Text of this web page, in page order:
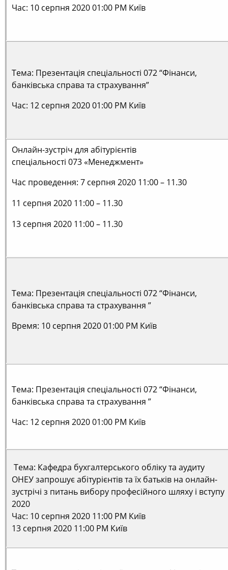
Час: 10 серпня 2020 01:00 РМ Київ
Тема: Презентація спеціальності 072 “Фінанси,
банківська справа та страхування”
Час: 12 серпня 2020 01:00 РМ Київ
Онлайн-зустріч для абітурієнтів
спеціальності 073 «Менеджмент»
Час проведення: 7 серпня 2020 11:00 – 11.30
11 серпня 2020 11:00 – 11.30
13 серпня 2020 11:00 – 11.30
Тема: Презентація спеціальності 072 “Фінанси,
банківська справа та страхування ”
Время: 10 серпня 2020 01:00 PM Київ
Тема: Презентація спеціальності 072 “Фінанси,
банківська справа та страхування ”
Час: 12 серпня 2020 01:00 PM Київ
Тема: Кафедра бухгалтерського обліку та аудиту
ОНЕУ запрошує абітурієнтів та їх батьків на онлайн-
зустрічі з питань вибору професійного шляху і вступу
2020
Час: 10 серпня 2020 11:00 PM Київ
13 серпня 2020 11:00 PM Київ